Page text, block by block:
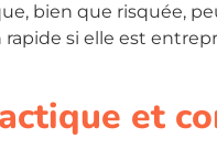
bien que risquée,
si elle est
et